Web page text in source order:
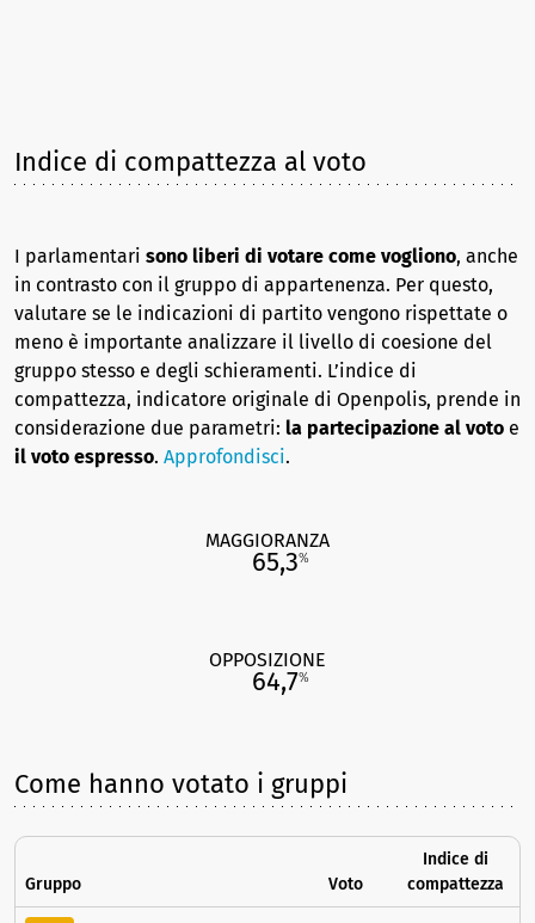
Indice di compattezza al voto
I parlamentari sono liberi di votare come vogliono, anche
in contrasto con il gruppo di appartenenza. Per questo,
valutare se le indicazioni di partito vengono rispettate o
meno è importante analizzare il livello di coesione del
gruppo stesso e degli schieramenti. L’indice di
compattezza, indicatore originale di Openpolis, prende in
considerazione due parametri: la partecipazione al voto e
il voto espresso. Approfondisci.
MAGGIORANZA
65,3%
OPPOSIZIONE
64,7%
Come hanno votato i gruppi
Gruppo Voto
Indice di
compattezza